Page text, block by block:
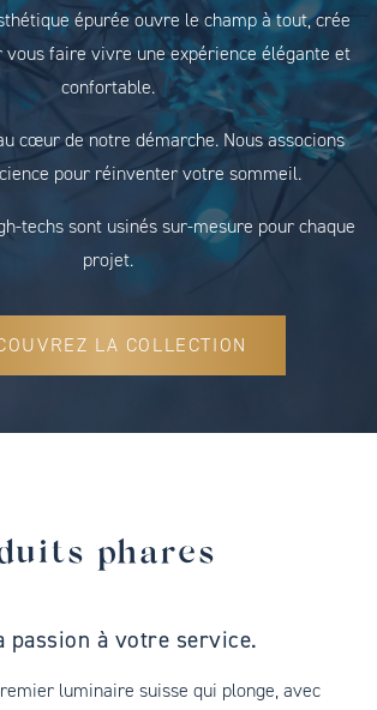
épurée ouvre le champ à tout, crée
vous faire vivre une expérience élégante et
confortable.
cœur de notre démarche. Nous associons
pour réinventer votre sommeil.
techs sont usinés sur-mesure pour chaque
projet.
LA COLLECTION
phares
passion à votre service.
luminaire suisse qui plonge, avec